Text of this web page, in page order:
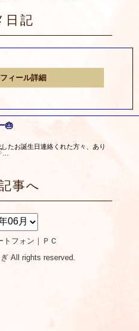
日記
ィール詳細
🎂
たお誕生日連絡くれた方々、あり
事へ
フォン｜ ＰＣ
All rights reserved.